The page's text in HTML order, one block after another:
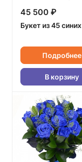
45 500 ₽
Букет из 45
Подробнее
В корзину